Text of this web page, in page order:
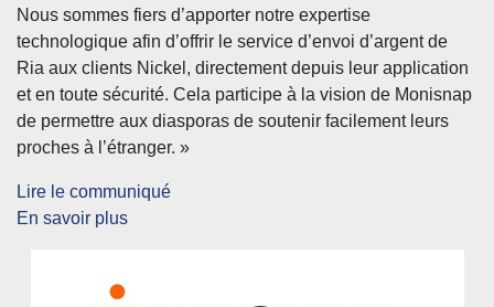
Nous sommes fiers d’apporter notre expertise
technologique afin d’offrir le service d’envoi d’argent de
Ria aux clients Nickel, directement depuis leur application
et en toute sécurité. Cela participe à la vision de Monisnap
de permettre aux diasporas de soutenir facilement leurs
proches à l’étranger. »
Lire le communiqué
En savoir plus